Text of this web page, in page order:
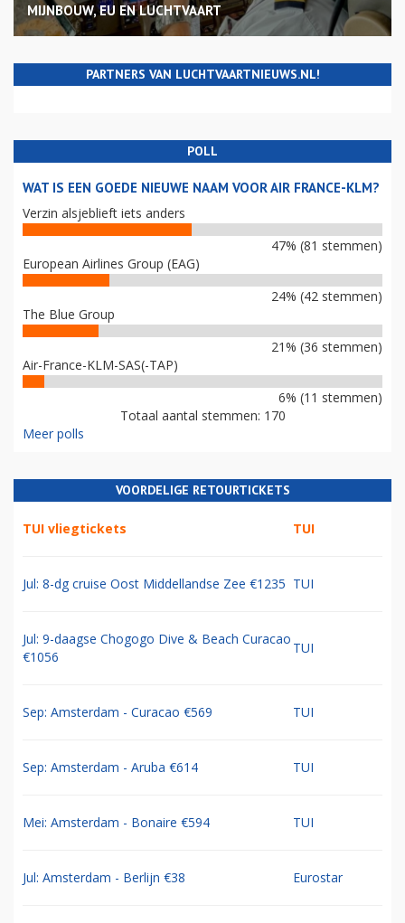
MIJNBOUW, EU EN LUCHTVAART
PARTNERS VAN LUCHTVAARTNIEUWS.NL!
POLL
WAT IS EEN GOEDE NIEUWE NAAM VOOR AIR FRANCE-KLM?
Verzin alsjeblieft iets anders
47% (81 stemmen)
European Airlines Group (EAG)
24% (42 stemmen)
The Blue Group
21% (36 stemmen)
Air-France-KLM-SAS(-TAP)
6% (11 stemmen)
Totaal aantal stemmen: 170
Meer polls
VOORDELIGE RETOURTICKETS
TUI vliegtickets TUI
Jul: 8-dg cruise Oost Middellandse Zee €1235 TUI
Jul: 9-daagse Chogogo Dive & Beach Curacao
€1056
TUI
Sep: Amsterdam - Curacao €569 TUI
Sep: Amsterdam - Aruba €614 TUI
Mei: Amsterdam - Bonaire €594 TUI
Jul: Amsterdam - Berlijn €38 Eurostar